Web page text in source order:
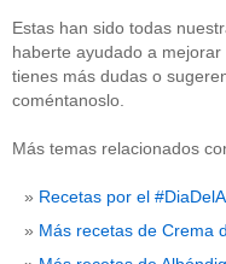
Estas han sido todas
haberte ayudado a
tienes más dudas o
coméntanoslo.
Más temas relacionados
Recetas por el
Más recetas de Crema